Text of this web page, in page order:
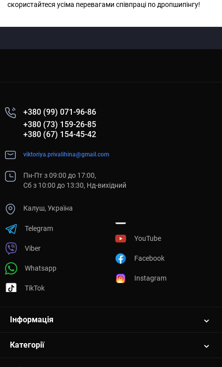
скористайтеся усіма перевагами співпраці по дропшипінгу!
+380 (99) 071-96-86
+380 (73) 159-26-85
+380 (67) 154-45-42
viktoriya.privalihina@gmail.com
Пн-Пт з 09:00 до 17:00,
Сб з 10:00 до 13:30, Нд-вихідний
Калуш, Україна
Telegram
Viber
Whatsapp
TikTok
YouTube
Facebook
Instagram
Інформація
Категорії